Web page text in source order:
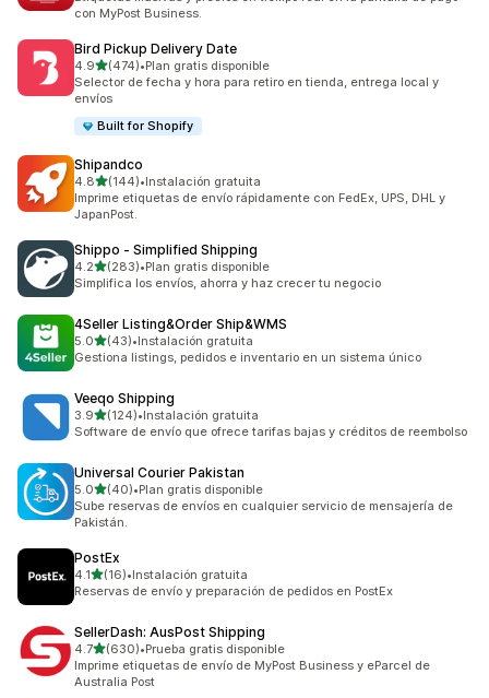
con MyPost Business.
Bird Pickup Delivery Date
4.9de 5 estrellas
(474)
474 reseñas en total
•Plan gratis disponible
Selector de fecha y hora para retiro en tienda, entrega local y
envíos
Built for Shopify
Shipandco
4.8de 5 estrellas
(144)
144 reseñas en total
•Instalación gratuita
Imprime etiquetas de envío rápidamente con FedEx, UPS, DHL y
JapanPost.
Shippo ‑ Simplified Shipping
4.2de 5 estrellas
(283)
283 reseñas en total
•Plan gratis disponible
Simplifica los envíos, ahorra y haz crecer tu negocio
4Seller Listing&Order Ship&WMS
5.0de 5 estrellas
(43)
43 reseñas en total
•Instalación gratuita
Gestiona listings, pedidos e inventario en un sistema único
Veeqo Shipping
3.9de 5 estrellas
(124)
124 reseñas en total
•Instalación gratuita
Software de envío que ofrece tarifas bajas y créditos de reembolso
Universal Courier Pakistan
5.0de 5 estrellas
(40)
40 reseñas en total
•Plan gratis disponible
Sube reservas de envíos en cualquier servicio de mensajería de
Pakistán.
PostEx
4.1de 5 estrellas
(16)
16 reseñas en total
•Instalación gratuita
Reservas de envío y preparación de pedidos en PostEx
SellerDash: AusPost Shipping
4.7de 5 estrellas
(630)
630 reseñas en total
•Prueba gratis disponible
Imprime etiquetas de envío de MyPost Business y eParcel de
Australia Post